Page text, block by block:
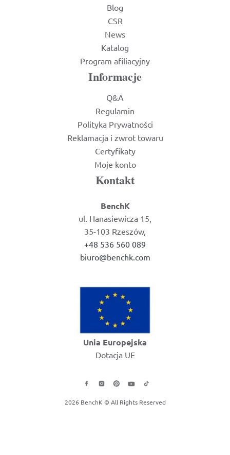
Blog
CSR
News
Katalog
Program afiliacyjny
Informacje
Q&A
Regulamin
Polityka Prywatności
Reklamacja i zwrot towaru
Certyfikaty
Moje konto
Kontakt
BenchK
ul. Hanasiewicza 15,
35-103 Rzeszów,
+48 536 560 089
biuro@benchk.com
Unia Europejska
Dotacja UE
2026 BenchK © All Rights Reserved